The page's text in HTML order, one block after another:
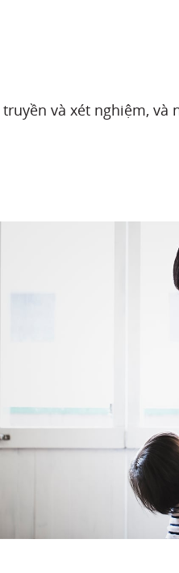
và xét nghiệm, và